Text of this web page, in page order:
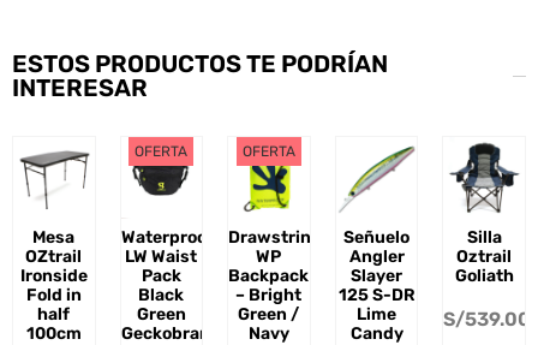
ESTOS PRODUCTOS TE PODRÍAN
INTERESAR
Mesa
OZtrail
Ironside
Fold in
half
100cm
OFERTA
Waterproof
LW Waist
Pack
Black
Green
Geckobrands
OFERTA
Drawstring
WP
Backpack
– Bright
Green /
Navy
Señuelo
Angler
Slayer
125 S-DR
Lime
Candy
Silla
Oztrail
Goliath
S/539.00